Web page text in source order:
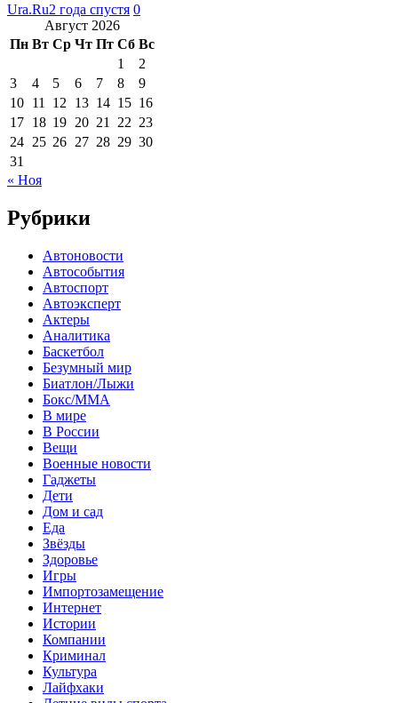
Ura.Ru2 года спустя 0
Август 2026
Пн Вт Ср Чт Пт Сб Вс
1
2
3
4 5 6 7 8
9
10 11 12 13 14 15 16
17 18 19 20 21 22 23
24 25 26 27 28 29 30
31
« Ноя
Рубрики
Автоновости
Автособытия
Автоспорт
Автоэксперт
Актеры
Аналитика
Баскетбол
Безумный мир
Биатлон/Лыжи
Бокс/MMA
В мире
В России
Вещи
Военные новости
Гаджеты
Дети
Дом и сад
Еда
Звёзды
Здоровье
Игры
Импортозамещение
Интернет
Истории
Компании
Криминал
Культура
Лайфхаки